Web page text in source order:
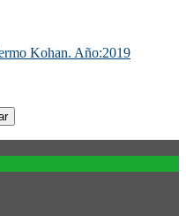
Kohan. Año:2019